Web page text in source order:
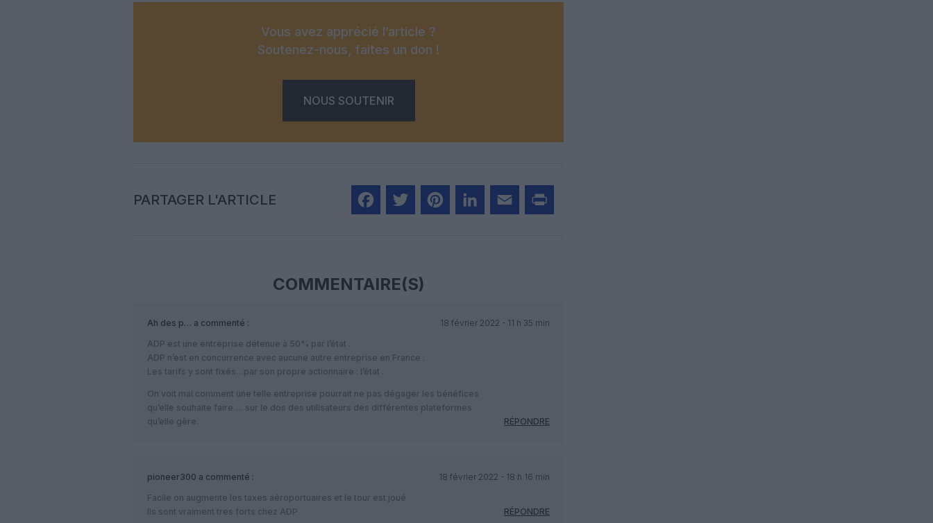
Vous avez apprécié l’article ?
Soutenez-nous, faites un don !
NOUS SOUTENIR
PARTAGER L'ARTICLE
COMMENTAIRE(S)
Ah des p… a commenté :
18 février 2022 - 11 h 35 min
ADP est une entreprise détenue à 50% par l’état .
ADP n’est en concurrence avec aucune autre entreprise en France .
Les tarifs y sont fixés…par son propre actionnaire : l’état .
On voit mal comment une telle entreprise pourrait ne pas dégager les bénéfices
qu’elle souhaite faire…. sur le dos des utilisateurs des différentes plateformes
qu’elle gère.
RÉPONDRE
pioneer300 a commenté :
18 février 2022 - 18 h 16 min
Facile on augmente les taxes aéroportuaires et le tour est joué
Ils sont vraiment tres forts chez ADP
RÉPONDRE